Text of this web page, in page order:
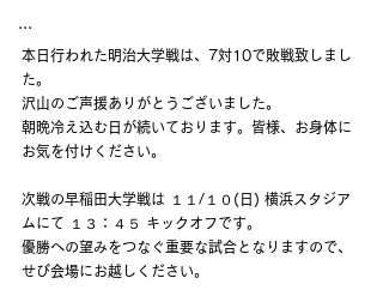
...
本日行われた明治大学戦は、7対10で敗戦致しまし
た。
沢山のご声援ありがとうございました。
朝晩冷え込む日が続いております。皆様、お身体に
お気を付けください。
次戦の早稲田大学戦は １１/１０(日) 横浜スタジア
ムにて １３：４５ キックオフです。
優勝への望みをつなぐ重要な試合となりますので、
せび会場にお越しください。